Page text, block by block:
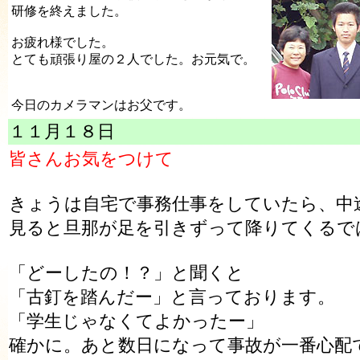
研修を終えました。
お疲れ様でした。
とても頑張り屋の２人でした。お元気で。
今日のカメラマンはお父です。
１１月１８日
皆さんお気をつけて
きょうは自宅で事務仕事をしていたら、
見ると旦那が足を引きずって降りてくる
「どーしたの！？」と聞くと
「古釘を踏んだー」と言っております。
「学生じゃなくてよかったー」
確かに。あと数日になって事故が一番心配